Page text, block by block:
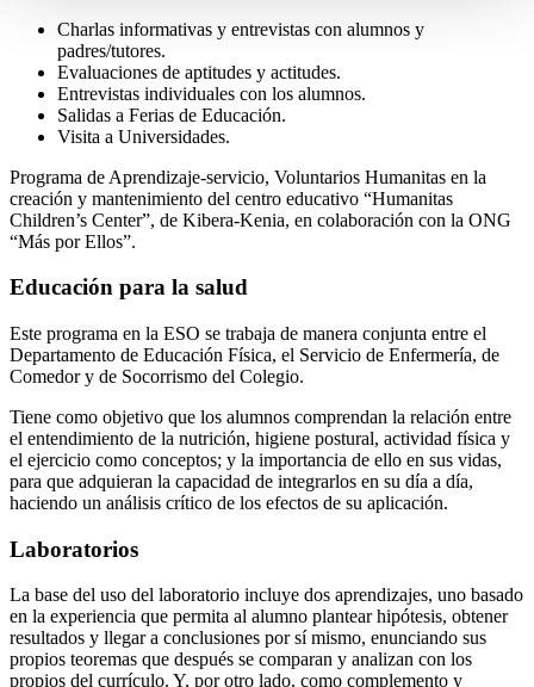
Charlas informativas y entrevistas con alumnos y
padres/tutores.
Evaluaciones de aptitudes y actitudes.
Entrevistas individuales con los alumnos.
Salidas a Ferias de Educación.
Visita a Universidades.
Programa de Aprendizaje-servicio, Voluntarios Humanitas en la
creación y mantenimiento del centro educativo “Humanitas
Children’s Center”, de Kibera-Kenia, en colaboración con la ONG
“Más por Ellos”.
Educación para la salud
Este programa en la ESO se trabaja de manera conjunta entre el
Departamento de Educación Física, el Servicio de Enfermería, de
Comedor y de Socorrismo del Colegio.
Tiene como objetivo que los alumnos comprendan la relación entre
el entendimiento de la nutrición, higiene postural, actividad física y
el ejercicio como conceptos; y la importancia de ello en sus vidas,
para que adquieran la capacidad de integrarlos en su día a día,
haciendo un análisis crítico de los efectos de su aplicación.
Laboratorios
La base del uso del laboratorio incluye dos aprendizajes, uno basado
en la experiencia que permita al alumno plantear hipótesis, obtener
resultados y llegar a conclusiones por sí mismo, enunciando sus
propios teoremas que después se comparan y analizan con los
propios del currículo. Y, por otro lado, como complemento y